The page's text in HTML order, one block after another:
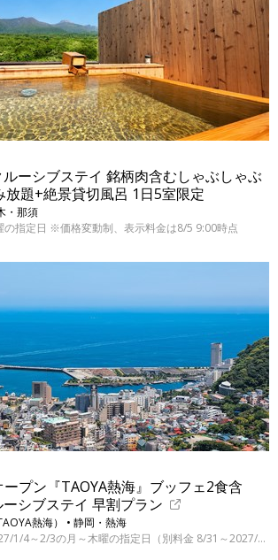
ーシブステイ 銘柄肉含むしゃぶしゃぶ
題+絶景貸切風呂 1日5室限定
・那須
指定日 ※価格変動制、表示料金は8/5 9:00時点
プン『TAOYA熱海』ブッフェ2食含
シブステイ 早割プラン
熱海） • 静岡・熱海
11/26・12/8～21・2027/1/4～2/3の月～木曜の指定日（別料金 8/31～2027/3/31の指定日）